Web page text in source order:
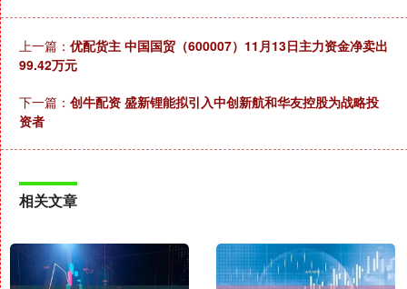
上一篇： 优配货主 中国国贸（600007）11月13日主力资金净卖出
99.42万元
下一篇： 创牛配资 盛新锂能拟引入中创新航和华友控股为战略投
资者
相关文章